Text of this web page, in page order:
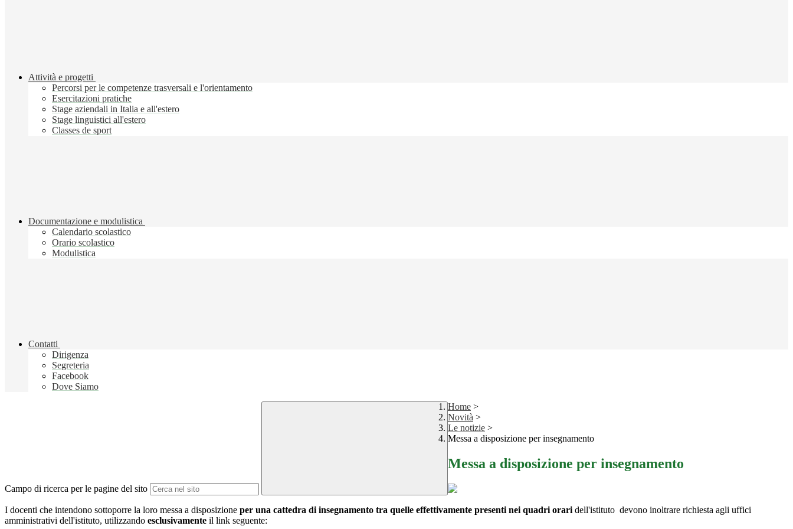
Attività e progetti
Percorsi per le competenze trasversali e l'orientamento
Esercitazioni pratiche
Stage aziendali in Italia e all'estero
Stage linguistici all'estero
Classes de sport
Documentazione e modulistica
Calendario scolastico
Orario scolastico
Modulistica
Contatti
Dirigenza
Segreteria
Facebook
Dove Siamo
Campo di ricerca per le pagine del sito
Home >
Novità >
Le notizie >
Messa a disposizione per insegnamento
Messa a disposizione per insegnamento
I docenti che intendono sottoporre la loro messa a disposizione per una cattedra di insegnamento tra quelle effettivamente presenti nei quadri orari dell'istituto devono inoltrare richiesta agli uffici
amministrativi dell'istituto, utilizzando esclusivamente il link seguente: